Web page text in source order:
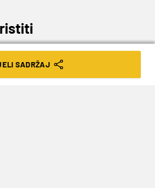
– MALMO (tip 1, tečaj 1.5)
SADRŽAJ